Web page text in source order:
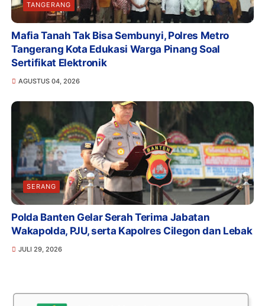
TANGERANG
Mafia Tanah Tak Bisa Sembunyi, Polres Metro
Tangerang Kota Edukasi Warga Pinang Soal
Sertifikat Elektronik
AGUSTUS 04, 2026
SERANG
Polda Banten Gelar Serah Terima Jabatan
Wakapolda, PJU, serta Kapolres Cilegon dan Lebak
JULI 29, 2026